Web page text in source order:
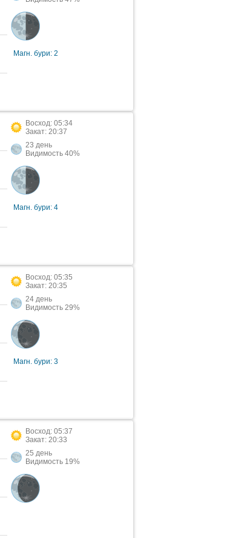
Магн. бури: 2
Восход: 05:34
Закат: 20:37
23 день
Видимость 40%
Магн. бури: 4
Восход: 05:35
Закат: 20:35
24 день
Видимость 29%
Магн. бури: 3
Восход: 05:37
Закат: 20:33
25 день
Видимость 19%